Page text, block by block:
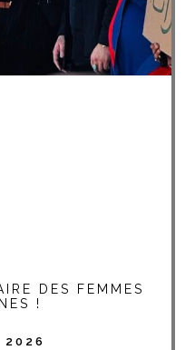
DES FEMMES
!
2026